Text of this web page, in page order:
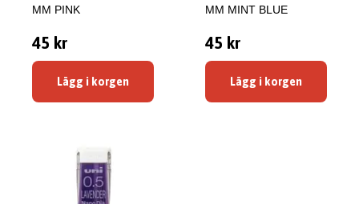
MM PINK
45 kr
Lägg i korgen
MM MINT BLUE
45 kr
Lägg i korgen